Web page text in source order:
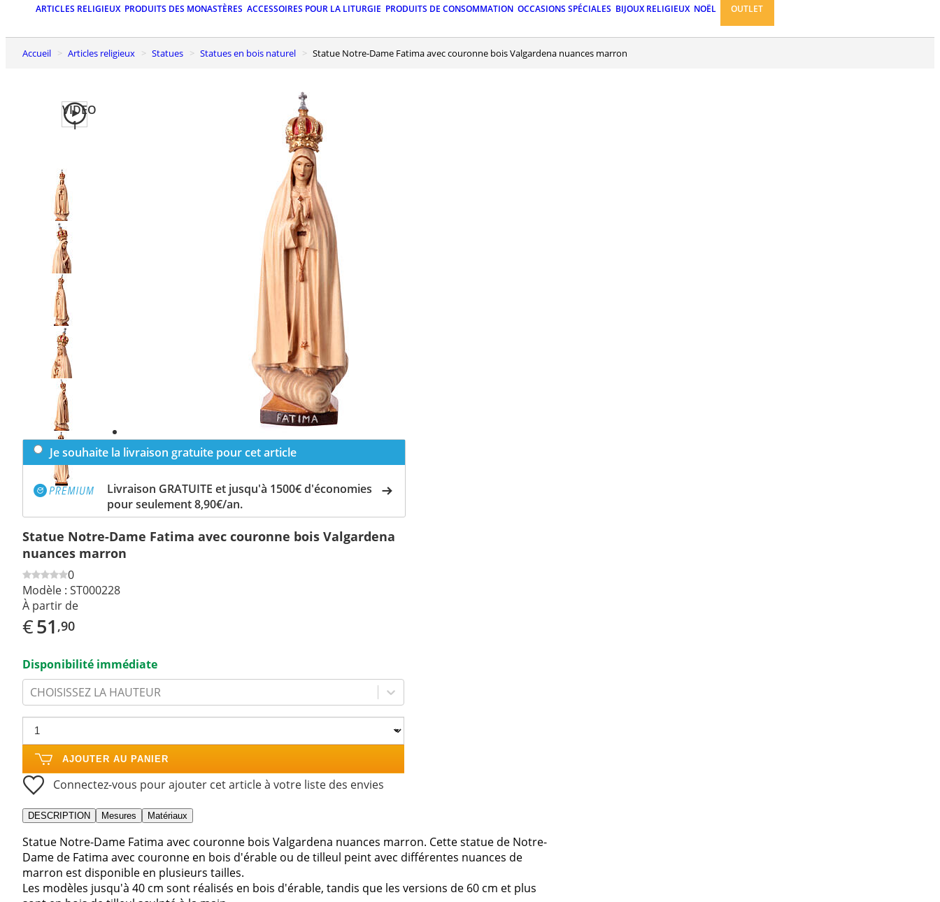
ARTICLES RELIGIEUX PRODUITS DES MONASTÈRES ACCESSOIRES POUR LA LITURGIE PRODUITS DE CONSOMMATION OCCASIONS SPÉCIALES BIJOUX RELIGIEUX NOËL OUTLET
Accueil Articles religieux Statues Statues en bois naturel Statue Notre-Dame Fatima avec couronne bois Valgardena nuances marron
VIDEO
1
Previous
slide
Next
slide
Je souhaite la livraison gratuite pour cet article
Livraison GRATUITE et jusqu'à 1500€ d'économies
pour seulement 8,90€/an.
Statue Notre-Dame Fatima avec couronne bois Valgardena
nuances marron
0
Modèle : ST000228
À partir de
€51 ,90
Disponibilité immédiate
CHOISISSEZ LA HAUTEUR
AJOUTER AU PANIER
Connectez-vous pour ajouter cet article à votre liste des envies
DESCRIPTION Mesures Matériaux
Statue Notre-Dame Fatima avec couronne bois Valgardena nuances marron. Cette statue de Notre-
Dame de Fatima avec couronne en bois d'érable ou de tilleul peint avec différentes nuances de
marron est disponible en plusieurs tailles.
Les modèles jusqu'à 40 cm sont réalisés en bois d'érable, tandis que les versions de 60 cm et plus